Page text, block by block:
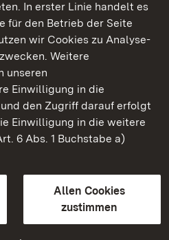
In erster Linie handelt es
für den Betrieb der Seite
wir Cookies zu Analyse-
Weitere
unseren
Einwilligung in die
den Zugriff darauf erfolgt
Einwilligung in die weitere
6 Abs. 1 Buchstabe a)
Allen Cookies
zustimmen
Baden-Württemberg